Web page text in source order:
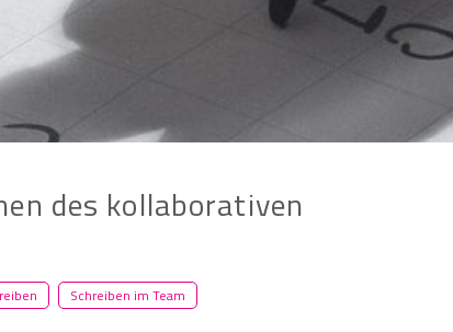
des kollaborativen
Schreiben im Team